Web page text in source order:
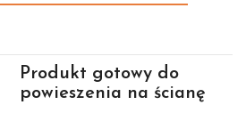
Produkt gotowy do
powieszenia na ścianę